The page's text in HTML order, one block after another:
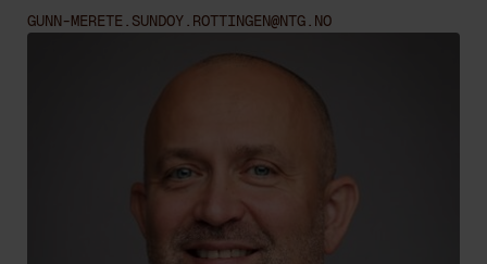
GUNN-MERETE.SUNDOY.ROTTINGEN@NTG.NO